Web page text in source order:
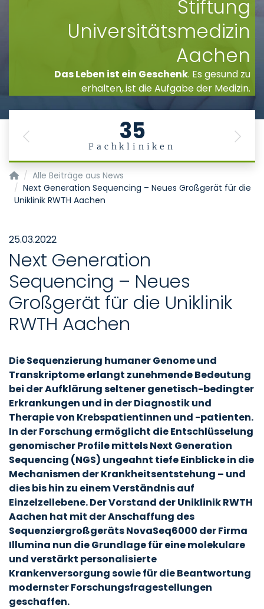
Stiftung
Universitätsmedizin
Aachen
Das Leben ist ein Geschenk. Es gesund zu
erhalten, ist die Aufgabe der Medizin.
35
Fachkliniken
Previous Next
Startseite
Alle Beiträge aus News
Next Generation Sequencing – Neues Großgerät für die
Uniklinik RWTH Aachen
25.03.2022
Next Generation
Sequencing – Neues
Großgerät für die Uniklinik
RWTH Aachen
Die Sequenzierung humaner Genome und
Transkriptome erlangt zunehmende Bedeutung
bei der Aufklärung seltener genetisch-bedingter
Erkrankungen und in der Diagnostik und
Therapie von Krebspatientinnen und -patienten.
In der Forschung ermöglicht die Entschlüsselung
genomischer Profile mittels Next Generation
Sequencing (NGS) ungeahnt tiefe Einblicke in die
Mechanismen der Krankheitsentstehung – und
dies bis hin zu einem Verständnis auf
Einzelzellebene. Der Vorstand der Uniklinik RWTH
Aachen hat mit der Anschaffung des
Sequenziergroßgeräts NovaSeq6000 der Firma
Illumina nun die Grundlage für eine molekulare
und verstärkt personalisierte
Krankenversorgung sowie für die Beantwortung
modernster Forschungsfragestellungen
geschaffen.